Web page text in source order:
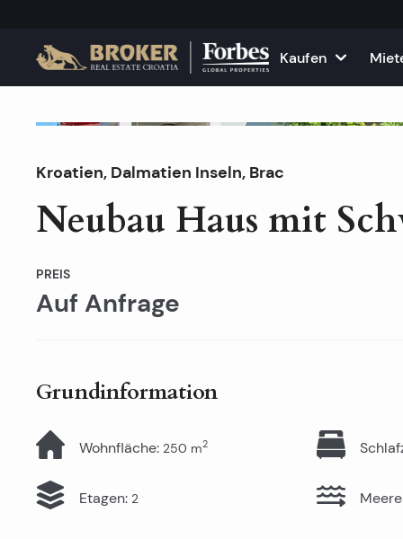
Kaufen
Häuser und Villen
Wohnungen
Grundstücke
Alle
Häuser und
Kroatien, Dalmatien Inseln, Brac
Neubau Haus mit
PREIS
Auf Anfrage
Grundinformation
Wohnfläche: 250 m2
Etagen: 2